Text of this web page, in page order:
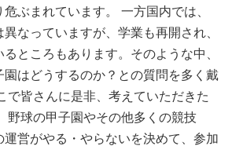
ぶまれています。 一方国内では、
なっていますが、学業も再開され、
ところもあります。そのような中、
園はどうするのか？との質問を多く戴
で皆さんに是非、考えていただきた
野球の甲子園やその他多くの競技
営がやる・やらないを決めて、参加